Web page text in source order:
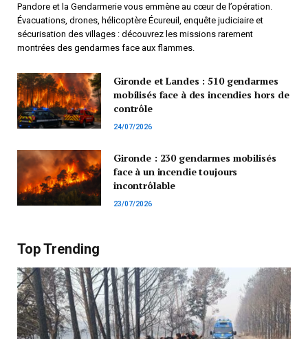
Pandore et la Gendarmerie vous emmène au cœur de l’opération.
Évacuations, drones, hélicoptère Écureuil, enquête judiciaire et
sécurisation des villages : découvrez les missions rarement
montrées des gendarmes face aux flammes.
Gironde et Landes : 510 gendarmes
mobilisés face à des incendies hors de
contrôle
24/07/2026
Gironde : 230 gendarmes mobilisés
face à un incendie toujours
incontrôlable
23/07/2026
Top Trending